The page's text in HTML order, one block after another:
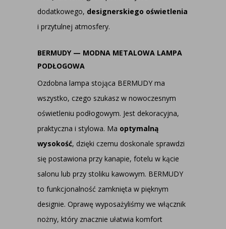
dodatkowego, designerskiego oświetlenia
i przytulnej atmosfery.
BERMUDY — MODNA METALOWA LAMPA
PODŁOGOWA
Ozdobna lampa stojąca BERMUDY ma
wszystko, czego szukasz w nowoczesnym
oświetleniu podłogowym. Jest dekoracyjna,
praktyczna i stylowa. Ma optymalną
wysokość, dzięki czemu doskonale sprawdzi
się postawiona przy kanapie, fotelu w kącie
salonu lub przy stoliku kawowym. BERMUDY
to funkcjonalność zamknięta w pięknym
designie. Oprawę wyposażyliśmy we włącznik
nożny, który znacznie ułatwia komfort